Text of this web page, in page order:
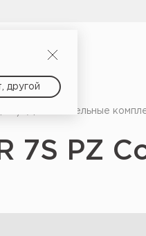
другой
Дополнительные
7S PZ